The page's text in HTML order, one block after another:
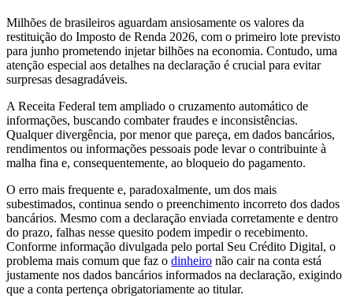
Milhões de brasileiros aguardam ansiosamente os valores da
restituição do Imposto de Renda 2026, com o primeiro lote previsto
para junho prometendo injetar bilhões na economia. Contudo, uma
atenção especial aos detalhes na declaração é crucial para evitar
surpresas desagradáveis.
A Receita Federal tem ampliado o cruzamento automático de
informações, buscando combater fraudes e inconsistências.
Qualquer divergência, por menor que pareça, em dados bancários,
rendimentos ou informações pessoais pode levar o contribuinte à
malha fina e, consequentemente, ao bloqueio do pagamento.
O erro mais frequente e, paradoxalmente, um dos mais
subestimados, continua sendo o preenchimento incorreto dos dados
bancários. Mesmo com a declaração enviada corretamente e dentro
do prazo, falhas nesse quesito podem impedir o recebimento.
Conforme informação divulgada pelo portal Seu Crédito Digital, o
problema mais comum que faz o dinheiro não cair na conta está
justamente nos dados bancários informados na declaração, exigindo
que a conta pertença obrigatoriamente ao titular.